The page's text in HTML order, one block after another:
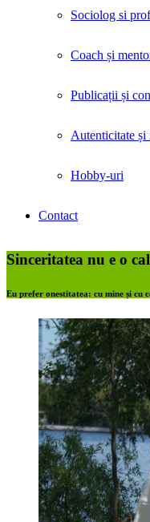
Sociolog si
Coach și
Publicații și
Autenticitate și
Hobby-uri
Contact
Sinceritatea nu e o
Eu prefer onestitatea: cu mine și cu